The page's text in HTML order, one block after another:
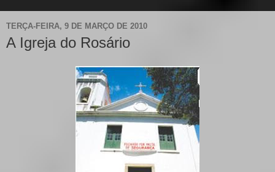
TERÇA-FEIRA, 9 DE MARÇO DE 2010
A Igreja do Rosário